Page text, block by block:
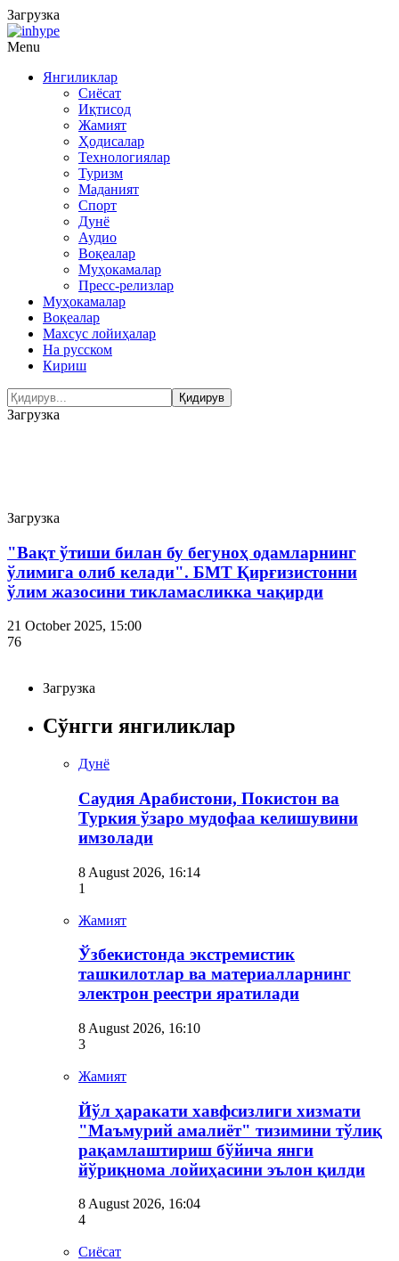
Загрузка
Menu
Янгиликлар
Сиёсат
Иқтисод
Жамият
Ҳодисалар
Технологиялар
Туризм
Маданият
Спорт
Дунё
Аудио
Воқеалар
Муҳокамалар
Пресс-релизлар
Муҳокамалар
Воқеалар
Махсус лойиҳалар
На русском
Кириш
Загрузка
Загрузка
"Вақт ўтиши билан бу бегуноҳ одамларнинг
ўлимига олиб келади". БМТ Қирғизистонни
ўлим жазосини тикламасликка чақирди
21 October 2025, 15:00
76
Загрузка
Сўнгги янгиликлар
Дунё
Саудия Арабистони, Покистон ва
Туркия ўзаро мудофаа келишувини
имзолади
8 August 2026, 16:14
1
Жамият
Ўзбекистонда экстремистик
ташкилотлар ва материалларнинг
электрон реестри яратилади
8 August 2026, 16:10
3
Жамият
Йўл ҳаракати хавфсизлиги хизмати
"Маъмурий амалиёт" тизимини тўлиқ
рақамлаштириш бўйича янги
йўриқнома лойиҳасини эълон қилди
8 August 2026, 16:04
4
Сиёсат